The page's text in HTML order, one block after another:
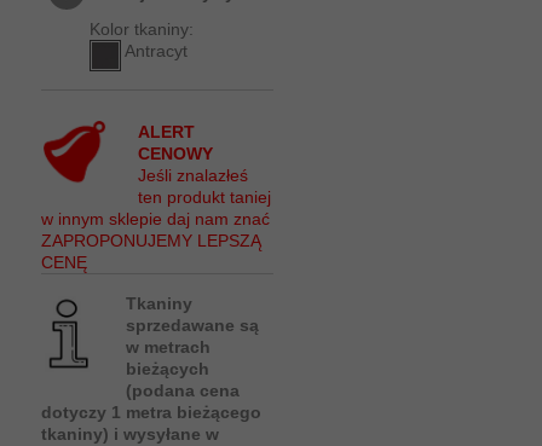
Kolor tkaniny:
Antracyt
ALERT
CENOWY
Jeśli znalazłeś
ten produkt taniej
w innym sklepie daj nam znać
ZAPROPONUJEMY LEPSZĄ
CENĘ
Tkaniny
sprzedawane są
w metrach
bieżących
(podana cena
dotyczy 1 metra bieżącego
tkaniny) i wysyłane w